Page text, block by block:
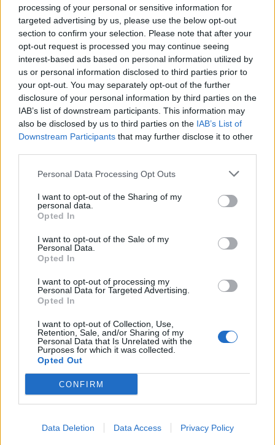
processing of your personal or sensitive information for
targeted advertising by us, please use the below opt-out
section to confirm your selection. Please note that after your
opt-out request is processed you may continue seeing
interest-based ads based on personal information utilized by
us or personal information disclosed to third parties prior to
your opt-out. You may separately opt-out of the further
disclosure of your personal information by third parties on the
IAB’s list of downstream participants. This information may
also be disclosed by us to third parties on the IAB’s List of
Downstream Participants that may further disclose it to other
Personal Data Processing Opt Outs
I want to opt-out of the Sharing of my
personal data.
Opted In
I want to opt-out of the Sale of my
Personal Data.
Opted In
I want to opt-out of processing my
Personal Data for Targeted Advertising.
Opted In
I want to opt-out of Collection, Use,
Retention, Sale, and/or Sharing of my
Personal Data that Is Unrelated with the
Purposes for which it was collected.
Opted Out
CONFIRM
Data Deletion Data Access Privacy Policy
lägga förväntningarna åt
sidan när världseliten
samlas i irländska Limerick
kartläggning från
försäkringsbolag
Emma Tryti öppnar
upp ateljén för
keramikkurser
Konstnären i Åsta satsar på
Hockeysajt
berömmer årets
lagbygge
Experterna på KMHockey rankar
säsongen
2026-08-06 KL. 08:31
Moa Granat jagar
EM-form och tre
flickor i All-Star
En plan bestående av